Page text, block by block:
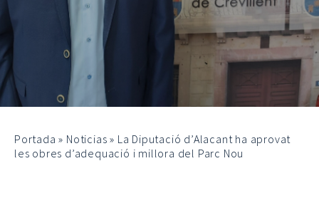
Portada » Noticias » La Diputació d’Alacant ha aprovat
les obres d’adequació i millora del Parc Nou